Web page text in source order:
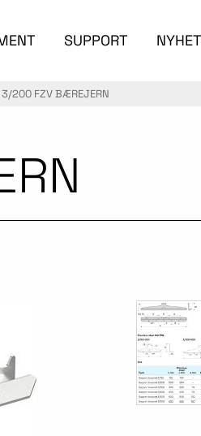
SUPPORT
3/200 FZV BÆREJERN